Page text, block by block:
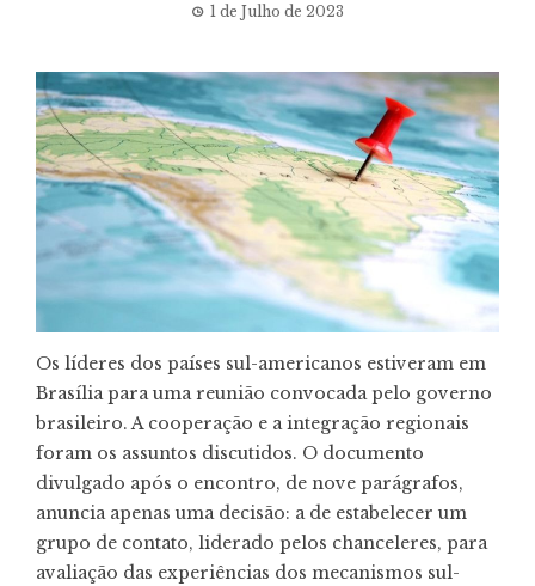
1 de Julho de 2023
Os líderes dos países sul-americanos estiveram em
Brasília para uma reunião convocada pelo governo
brasileiro. A cooperação e a integração regionais
foram os assuntos discutidos. O documento
divulgado após o encontro, de nove parágrafos,
anuncia apenas uma decisão: a de estabelecer um
grupo de contato, liderado pelos chanceleres, para
avaliação das experiências dos mecanismos sul-